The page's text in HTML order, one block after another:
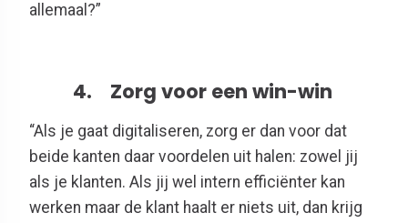
allemaal?”
4. Zorg voor een win-win
“Als je gaat digitaliseren, zorg er dan voor dat
beide kanten daar voordelen uit halen: zowel jij
als je klanten. Als jij wel intern efficiënter kan
werken maar de klant haalt er niets uit, dan krijg